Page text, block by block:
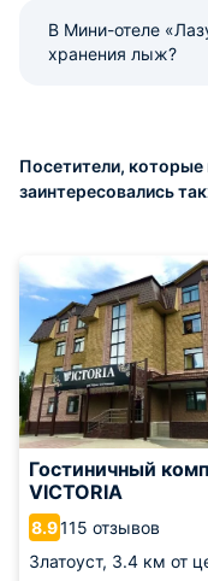
В Мини-отеле
хранения лыж?
Посетители,
заинтересовались
Гостиничный
VICTORIA
8.9115 отзывов
Златоуст, 3.4 км от